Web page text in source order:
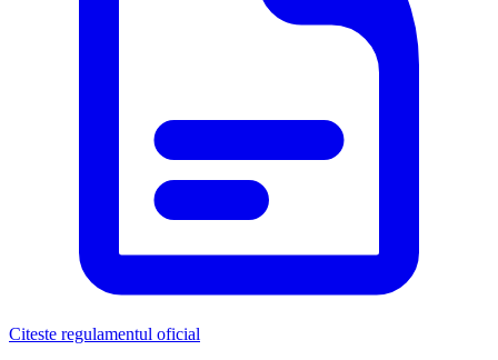
Citeste regulamentul oficial